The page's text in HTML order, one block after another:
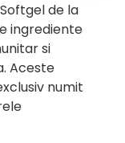
de la
ingrediente
si
Aceste
numit